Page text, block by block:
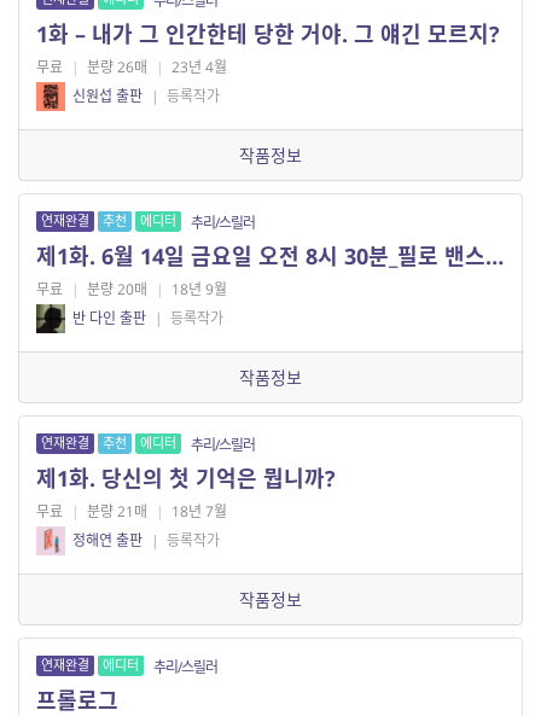
1화 – 내가 그 인간한테 당한 거야. 그 얘긴 모르지?
무료 | 분량 26매 | 23년 4월
신원섭 출판 | 등록작가
작품정보
연재완결 추천 에디터 추리/스릴러
제1화. 6월 14일 금요일 오전 8시 30분_필로 밴스의 집에서 (1)
무료 | 분량 20매 | 18년 9월
반 다인 출판 | 등록작가
작품정보
연재완결 추천 에디터 추리/스릴러
제1화. 당신의 첫 기억은 뭡니까?
무료 | 분량 21매 | 18년 7월
정해연 출판 | 등록작가
작품정보
연재완결 에디터 추리/스릴러
프롤로그